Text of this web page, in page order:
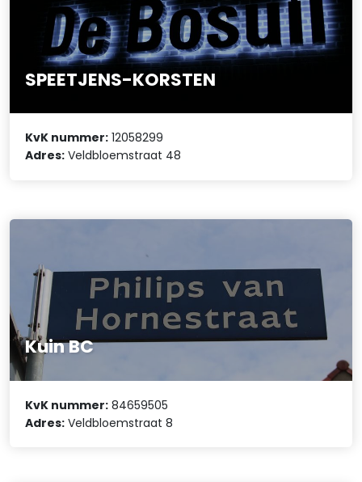
SPEETJENS-KORSTEN
KvK nummer: 12058299
Adres: Veldbloemstraat 48
Kuin BC
KvK nummer: 84659505
Adres: Veldbloemstraat 8